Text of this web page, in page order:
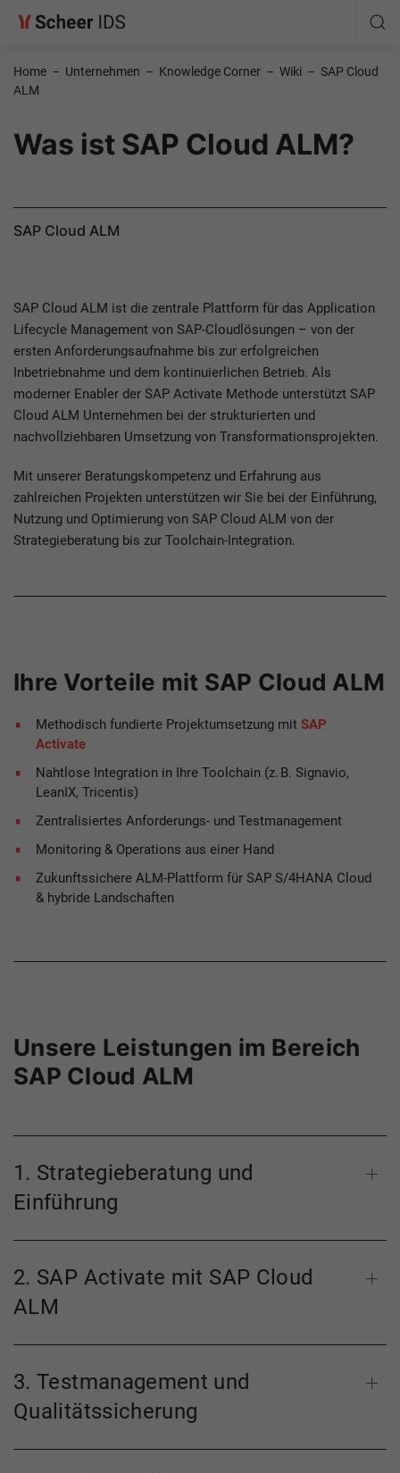
Home – Unternehmen – Knowledge Corner – Wiki – SAP Cloud
ALM
Was ist SAP Cloud ALM?
SAP Cloud ALM
SAP Cloud ALM ist die zentrale Plattform für das Application
Lifecycle Management von SAP-Cloudlösungen – von der
ersten Anforderungsaufnahme bis zur erfolgreichen
Inbetriebnahme und dem kontinuierlichen Betrieb. Als
moderner Enabler der SAP Activate Methode unterstützt SAP
Cloud ALM Unternehmen bei der strukturierten und
nachvollziehbaren Umsetzung von Transformationsprojekten.
Mit unserer Beratungskompetenz und Erfahrung aus
zahlreichen Projekten unterstützen wir Sie bei der Einführung,
Nutzung und Optimierung von SAP Cloud ALM von der
Strategieberatung bis zur Toolchain-Integration.
Ihre Vorteile mit SAP Cloud ALM
Methodisch fundierte Projektumsetzung mit SAP
Activate
Nahtlose Integration in Ihre Toolchain (z. B. Signavio,
LeanIX, Tricentis)
Zentralisiertes Anforderungs- und Testmanagement
Monitoring & Operations aus einer Hand
Zukunftssichere ALM-Plattform für SAP S/4HANA Cloud
& hybride Landschaften
Unsere Leistungen im Bereich
SAP Cloud ALM
1. Strategieberatung und
Einführung
2. SAP Activate mit SAP Cloud
ALM
3. Testmanagement und
Qualitätssicherung